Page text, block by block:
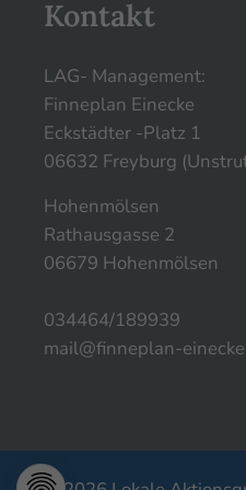
Kontakt
LAG- Management:
Finneplan Einecke
Eckstädter -Platz 1
06632 Freyburg
Hohenmölsen
Rathausgasse 2
06679 Hohenmölsen
034464/189939
mail@finneplan-